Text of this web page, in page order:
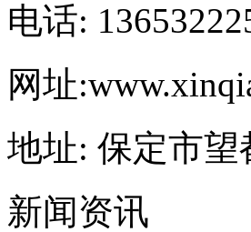
电话:
网址:
地址: 保定市望
新闻资讯